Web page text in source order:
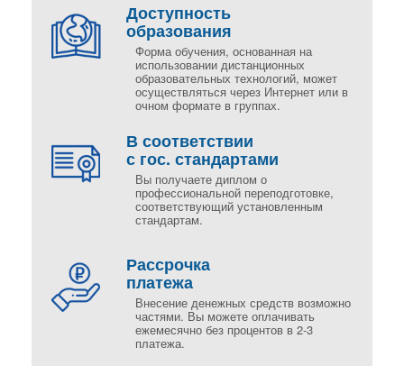
Доступность
образования
Форма обучения, основанная на
использовании дистанционных
образовательных технологий, может
осуществляться через Интернет или в
очном формате в группах.
В соответствии
с гос. стандартами
Вы получаете диплом о
профессиональной переподготовке,
соответствующий установленным
стандартам.
Рассрочка
платежа
Внесение денежных средств возможно
частями. Вы можете оплачивать
ежемесячно без процентов в 2-3
платежа.